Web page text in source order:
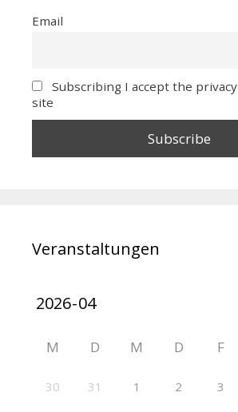
Email
Subscribing I accept the
site
Veranstaltungen
M D M D F
30 31 1 2 3